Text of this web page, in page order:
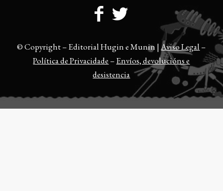
© Copyright – Editorial Hugin e Munin |Aviso Legal –
Política de Privacidade –Envíos, devolucións e
desistencia